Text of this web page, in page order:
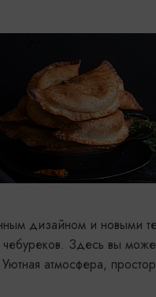
дизайном и новыми
Здесь вы
атмосфера,